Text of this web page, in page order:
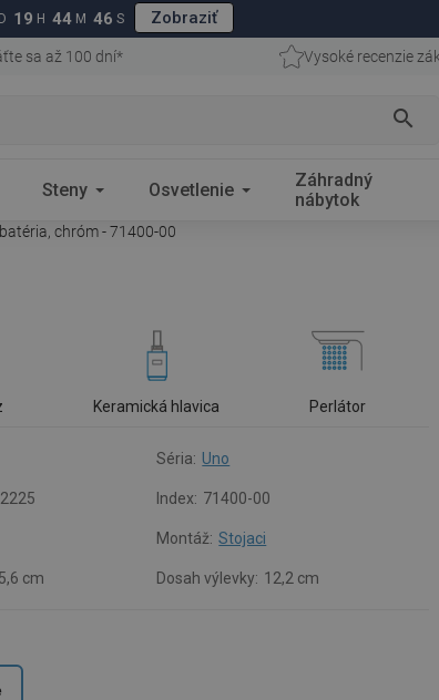
D 19 H 44 M 45 S Zobraziť
sa až 100 dní* Vysoké recenzie
search
Steny Osvetlenie
Záhradný
nábytok
chróm - 71400-00
Keramická hlavica Perlátor
Séria: Uno
Index: 71400-00
Montáž: Stojaci
cm Dosah výlevky: 12,2 cm